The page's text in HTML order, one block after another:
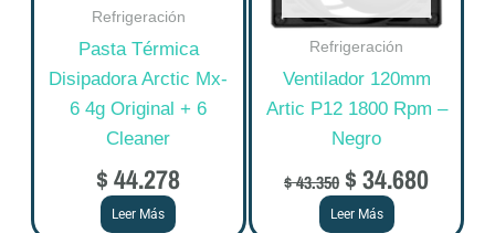
Refrigeración
Pasta Térmica
Disipadora Arctic Mx-
6 4g Original + 6
Cleaner
$44.278
Leer Más
Refrigeración
Ventilador 120mm
Artic P12 1800 Rpm –
Negro
$43.350 $34.680
Leer Más